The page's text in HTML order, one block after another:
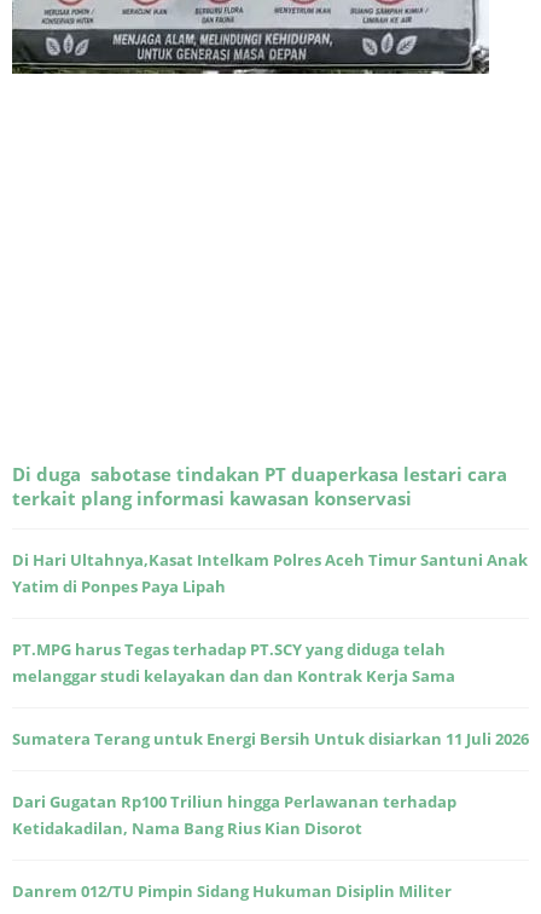
Di duga sabotase tindakan PT duaperkasa lestari cara
terkait plang informasi kawasan konservasi
Di Hari Ultahnya,Kasat Intelkam Polres Aceh Timur Santuni Anak
Yatim di Ponpes Paya Lipah
PT.MPG harus Tegas terhadap PT.SCY yang diduga telah
melanggar studi kelayakan dan dan Kontrak Kerja Sama
Sumatera Terang untuk Energi Bersih Untuk disiarkan 11 Juli 2026
Dari Gugatan Rp100 Triliun hingga Perlawanan terhadap
Ketidakadilan, Nama Bang Rius Kian Disorot
Danrem 012/TU Pimpin Sidang Hukuman Disiplin Militer